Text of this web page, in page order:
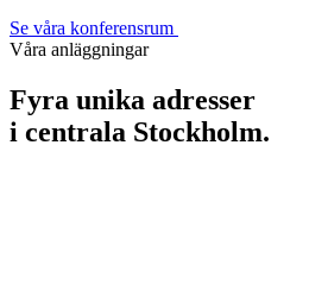
Se våra konferensrum
Våra anläggningar
Fyra unika adresser
i centrala Stockholm.